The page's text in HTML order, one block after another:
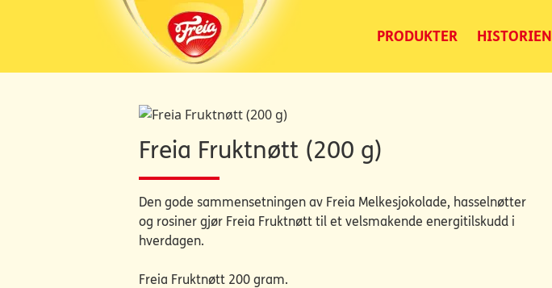
PRODUKTER HISTORIEN
Freia Fruktnøtt (200 g)
Den gode sammensetningen av Freia Melkesjokolade, hasselnøtter
og rosiner gjør Freia Fruktnøtt til et velsmakende energitilskudd i
hverdagen.
Freia Fruktnøtt 200 gram.